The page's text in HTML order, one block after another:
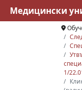
1/
Медицински